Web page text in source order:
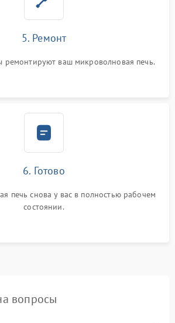
5. Ремонт
ремонтируют ваш микроволновая печь.
6. Готово
печь снова у вас в полностью рабочем
состоянии.
вопросы